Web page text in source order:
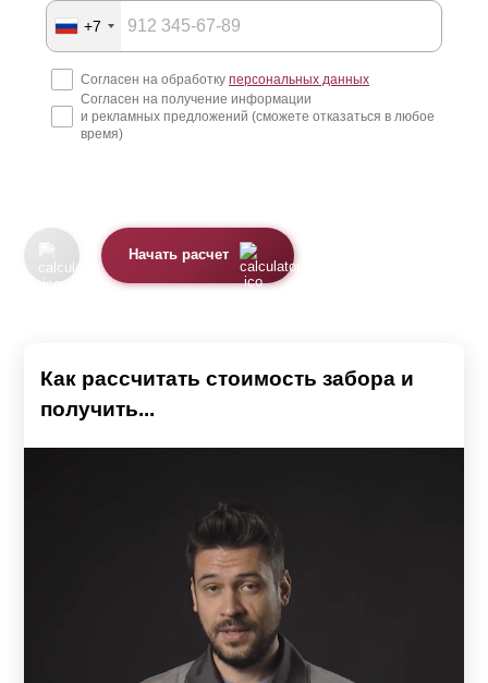
+7
Согласен на обработку персональных данных
Согласен на получение информации
и рекламных предложений (сможете отказаться в любое
время)
Начать расчет
Как рассчитать стоимость забора и
получить...